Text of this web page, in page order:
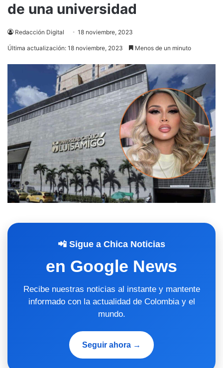
de una universidad
Redacción Digital 18 noviembre, 2023
Última actualización: 18 noviembre, 2023 Menos de un minuto
📲 Sigue a Chica Noticias
en Google News
Recibe nuestras noticias al instante y mantente
informado con la actualidad de Colombia y el
mundo.
Seguir ahora →